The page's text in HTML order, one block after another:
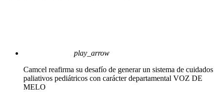
play_arrow
Camcel reafirma su desafío de generar un sistema de cuidados
paliativos pediátricos con carácter departamental VOZ DE
MELO